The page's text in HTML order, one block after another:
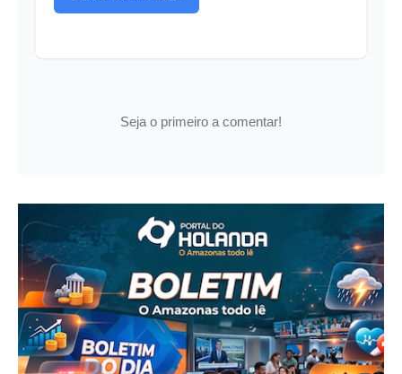
Seja o primeiro a comentar!